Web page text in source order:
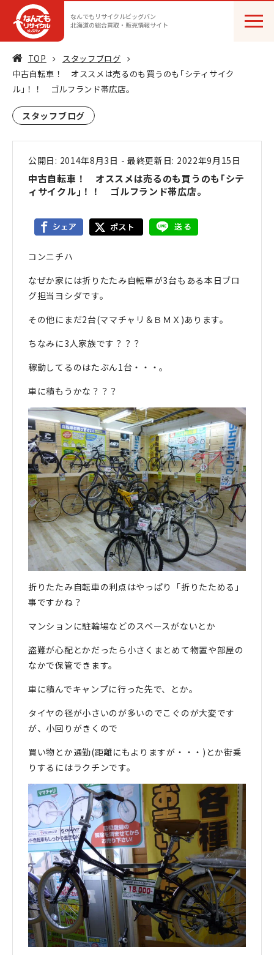
なんでもリサイクルビッグバン
北海道の総合買取・販売情報サイト
TOP
スタッフブログ
中古自転車！ オススメは売るのも買うのも｢シティサイク
ル｣！！ ゴルフランド帯広店。
スタッフブログ
公開日: 2014年8月3日 - 最終更新日: 2022年9月15日
中古自転車！ オススメは売るのも買うのも｢シテ
ィサイクル｣！！ ゴルフランド帯広店。
コンニチハ
なぜか家には折りたたみ自転車が3台もある本日ブロ
グ担当ヨシダです。
その他にまだ2台(ママチャリ＆ＢＭＸ)あります。
ちなみに3人家族です？？？
稼動してるのはたぶん1台・・・。
車に積もうかな？？？
折りたたみ自転車の利点はやっぱり「折りたためる」
事ですかね？
マンションに駐輪場などのスペースがないとか
盗難が心配とかだったら小さくまとめて物置や部屋の
なかで保管できます。
車に積んでキャンプに行った先で、とか。
タイヤの径が小さいのが多いのでこぐのが大変です
が、小回りがきくので
買い物とか通勤(距離にもよりますが・・・)とか街乗
りするにはラクチンです。